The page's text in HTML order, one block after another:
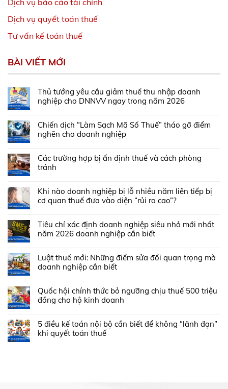
Dịch vụ quyết toán thuế
Tư vấn kế toán thuế
BÀI VIẾT MỚI
Thủ tướng yêu cầu giảm thuế thu nhập doanh
nghiệp cho DNNVV ngay trong năm 2026
Chiến dịch “Làm Sạch Mã Số Thuế” tháo gỡ điểm
nghẽn cho doanh nghiệp
Các trường hợp bị ấn định thuế và cách phòng
tránh
Khi nào doanh nghiệp bị lỗ nhiều năm liên tiếp bị
cơ quan thuế đưa vào diện “rủi ro cao”?
Tiêu chí xác định doanh nghiệp siêu nhỏ mới nhất
năm 2026 doanh nghiệp cần biết
Luật thuế mới: Những điểm sửa đổi quan trọng mà
doanh nghiệp cần biết
Quốc hội chính thức bỏ ngưỡng chịu thuế 500 triệu
đồng cho hộ kinh doanh
5 điều kế toán nội bộ cần biết để không “lãnh đạn”
khi quyết toán thuế